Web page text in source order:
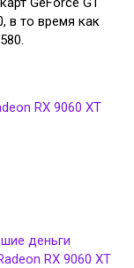
в то время как
RX 9060 XT
деньги
RX 9060 XT